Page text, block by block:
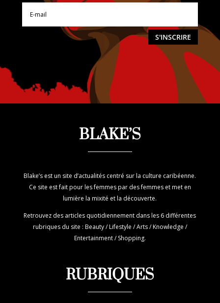
S'INSCRIRE
BLAKE’S
Blake’s est un site d’actualités centré sur la culture caribéenne.
Ce site est fait pour les femmes par des femmes et met en
lumière la mixité et la découverte.
Retrouvez des articles quotidiennement dans les 6 différentes
rubriques du site : Beauty / Lifestyle / Arts / Knowledge /
Entertainment / Shopping.
RUBRIQUES